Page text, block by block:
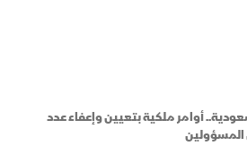
أوامر ملكية بتعيين وإعفاء عدد